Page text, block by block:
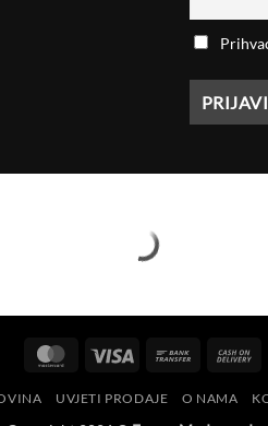
MasterCardVisa
Bank
UVJETI PRODAJE O NAMA